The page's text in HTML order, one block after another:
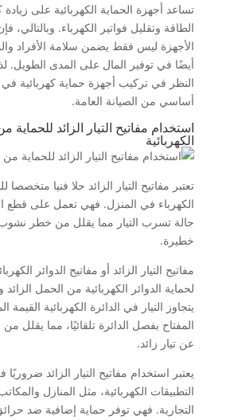
تساعد أجهزة الحماية الكهربائية على زيادة
الطاقة وتقليل فواتير الكهرباء. وبالتالي،
الأجهزة ليس فقط يضمن سلامة الأفراد
أيضًا في توفير المال على المدى الطويل.
النظر في تركيب أجهزة حماية كهربائية
أساسي من الصيانة العامة.
استخدام مفاتيح التيار الزائد للحماية
الكهربائية
تعتبر مفاتيح التيار الزائد حلا فنيا
الكهرباء في المنزل. فهي تعمل على قطع
حالة تسرب التيار مما يقلل من خطر نشوب
خطيرة.
مفاتيح التيار الزائد أو مفاتيح الدوائر
لحماية الدوائر الكهربائية من الحمل
يتجاوز التيار في الدائرة الكهربائية القيمة
المفتاح بفصل الدائرة تلقائيًا، مما يقلل
عن تيار زائد.
يعتبر استخدام مفاتيح التيار الزائد
التطبيقات الكهربائية، مثل المنازل
التجارية. فهي توفر حماية إضافية ضد